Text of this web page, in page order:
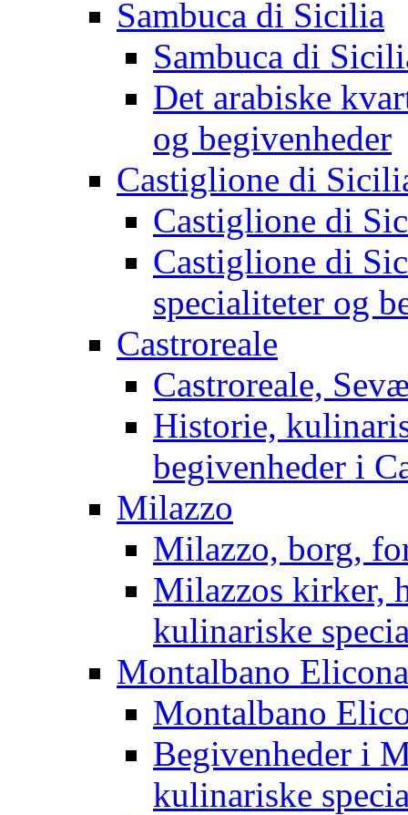
Sambuca di Sicilia
Sambuca di
Det arabiske
og begivenheder
Castiglione di
Castiglione di
Castiglione di
specialiteter og
Castroreale
Castroreale,
Historie,
begivenheder i
Milazzo
Milazzo, borg,
Milazzos kirker,
kulinariske
Montalbano Elicona
Montalbano
Begivenheder i
kulinariske